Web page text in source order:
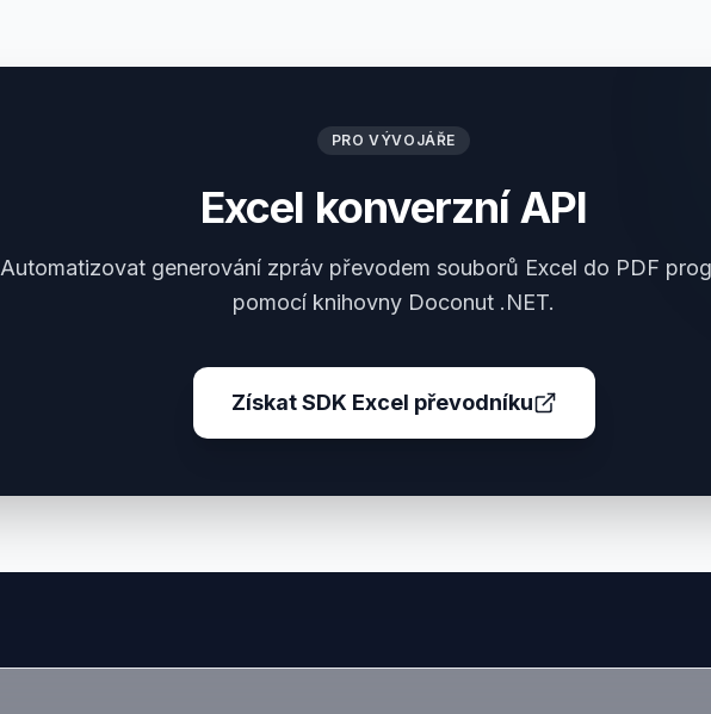
PRO VÝVOJÁŘE
Excel konverzní API
Automatizovat generování zpráv převodem souborů Excel do PDF
pomocí knihovny Doconut .NET.
Získat SDK Excel převodníku